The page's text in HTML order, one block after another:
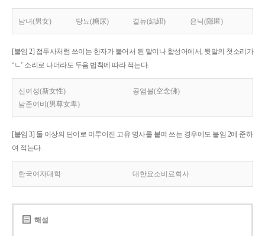
남녀(男女) 당뇨(糖尿) 결뉴(結紐) 은닉(隱匿)
[붙임 2] 접두사처럼 쓰이는 한자가 붙어서 된 말이나 합성어에서, 뒷말의 첫소리가
‘ㄴ’ 소리로 나더라도 두음 법칙에 따라 적는다.
신여성(新女性)
공염불(空念佛)
남존여비(男尊女卑)
[붙임 3] 둘 이상의 단어로 이루어진 고유 명사를 붙여 쓰는 경우에도 붙임 2에 준하
여 적는다.
한국여자대학 대한요소비료회사
해설